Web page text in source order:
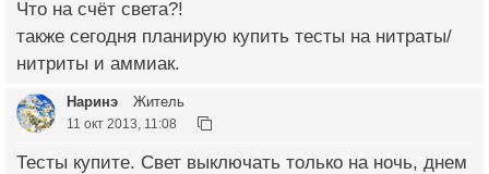
Что на счёт света?!
также сегодня планирую купить тесты на нитраты/
нитриты и аммиак.
Наринэ Житель
11 окт 2013, 11:08
Тесты купите. Свет выключать только на ночь, днем